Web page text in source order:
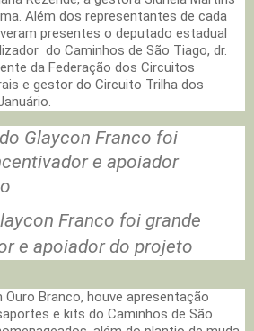
Além dos representantes de cada
presentes o deputado estadual
do Caminhos de São Tiago, dr.
da Federação dos Circuitos
e gestor do Circuito Trilha dos
Franco foi grande
e apoiador do projeto
Branco, houve apresentação
e kits do Caminhos de São